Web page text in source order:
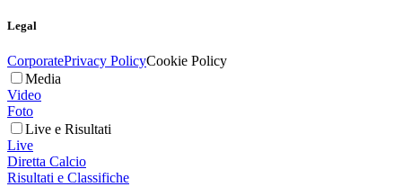
Legal
CorporatePrivacy PolicyCookie Policy
Media
Video
Foto
Live e Risultati
Live
Diretta Calcio
Risultati e Classifiche